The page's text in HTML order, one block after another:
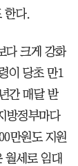
한다.
다 크게 강화
이 당초 만1
간 매달 받
방정부마다
만원도 지원
월세로 임대